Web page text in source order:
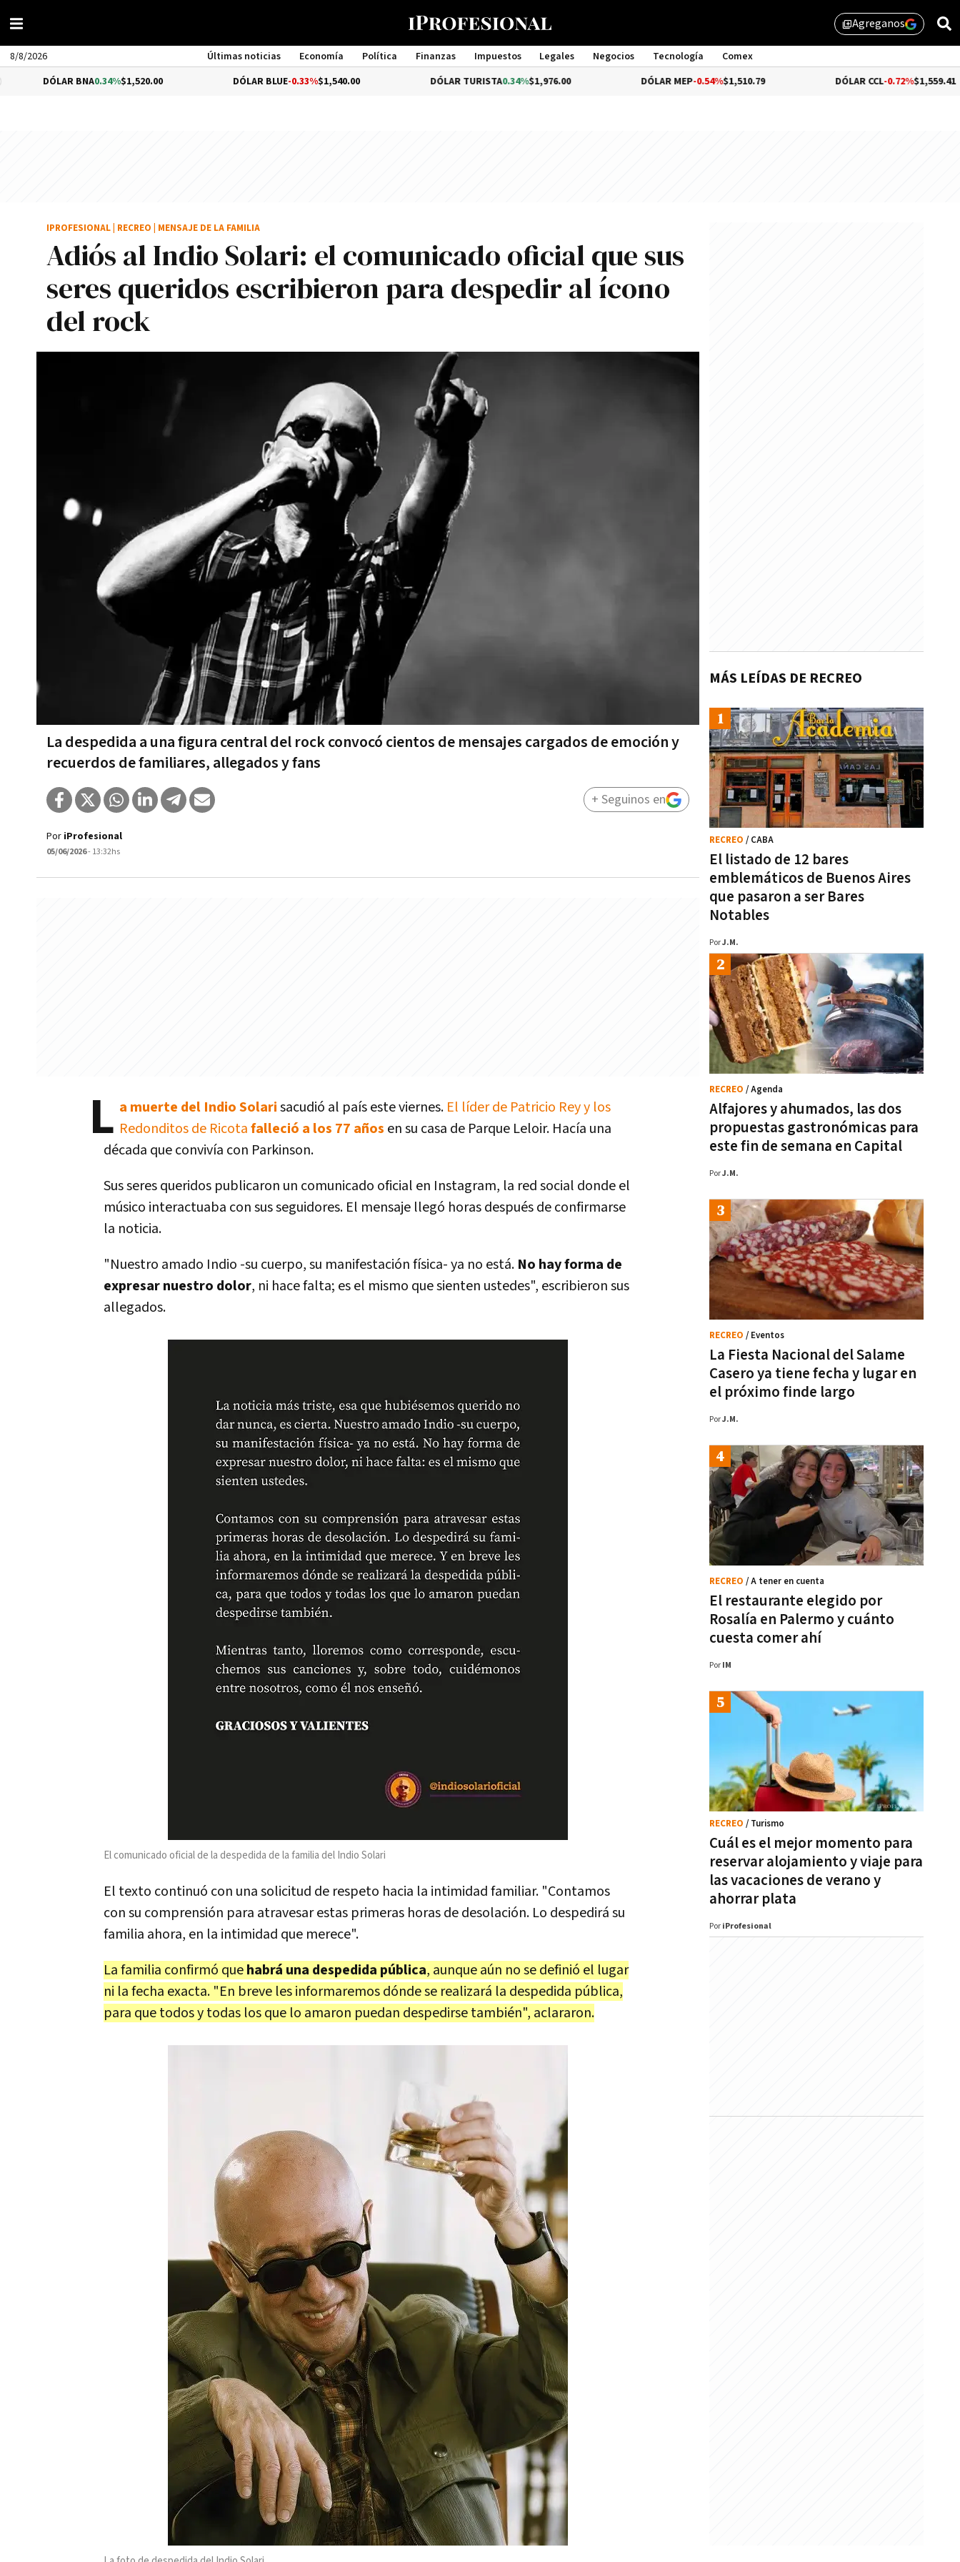
library_addAgreganos
8/8/2026 Últimas noticias Economía Política Finanzas Impuestos Legales Negocios Tecnología
Comex
Management
BNA 0.34%$1,520.00 DÓLAR BLUE-0.33% $1,540.00 DÓLAR TURISTA0.34%$1,976.00 -0.54%$1,510.79 -0.72%$1,559.41
Adiós al Indio Solari: el comunicado oficial que sus
seres queridos escribieron para despedir al ícono
del rock
La despedida a una figura central del rock convocó cientos de mensajes cargados de emoción y
recuerdos de familiares, allegados y fans
IPROFESIONAL RECREO MENSAJE DE LA FAMILIA
Por iProfesional
05/06/2026- 13:32hs
+ Seguinos en
L a muerte del Indio Solarisacudió al país este viernes. El líder de Patricio Rey y los
Redonditos de Ricotafalleció a los 77 años en su casa de Parque Leloir. Hacía una
década que convivía con Parkinson.
Sus seres queridos publicaron un comunicado oficial en Instagram, la red social donde el
músico interactuaba con sus seguidores. El mensaje llegó horas después de confirmarse
la noticia.
"Nuestro amado Indio -su cuerpo, su manifestación física- ya no está. No hay forma de
expresar nuestro dolor, ni hace falta; es el mismo que sienten ustedes", escribieron sus
allegados.
El comunicado oficial de la despedida de la familia del Indio Solari
El texto continuó con una solicitud de respeto hacia la intimidad familiar. "Contamos
con su comprensión para atravesar estas primeras horas de desolación. Lo despedirá su
familia ahora, en la intimidad que merece".
La familia confirmó quehabrá una despedida pública, aunque aún no se definió el lugar
ni la fecha exacta. "En breve les informaremos dónde se realizará la despedida pública,
para que todos y todas los que lo amaron puedan despedirse también", aclararon.
MÁS LEÍDAS DE RECREO
El listado de 12 bares
emblemáticos de Buenos Aires
que pasaron a ser Bares
Notables
RECREO / CABA
PorJ.M.
Alfajores y ahumados, las dos
propuestas gastronómicas para
este fin de semana en Capital
RECREO / Agenda
PorJ.M.
La Fiesta Nacional del Salame
Casero ya tiene fecha y lugar en
el próximo finde largo
RECREO / Eventos
PorJ.M.
El restaurante elegido por
Rosalía en Palermo y cuánto
cuesta comer ahí
RECREO / A tener en cuenta
Por IM
Cuál es el mejor momento para
reservar alojamiento y viaje para
las vacaciones de verano y
ahorrar plata
RECREO / Turismo
Por iProfesional